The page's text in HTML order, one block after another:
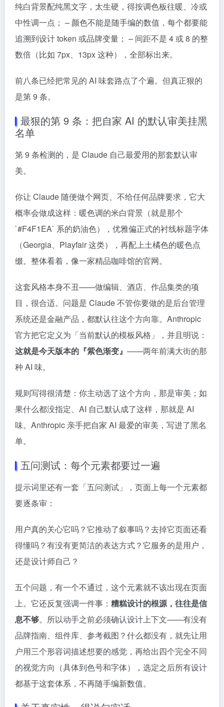
纯白背景配纯黑文字，太生硬，得按调色板往暖、冷或
中性调一点； – 颜色不能是随手编的数值，每个都要能
追溯到设计 token 或品牌变量； – 间距不是 4 或 8 的整
数倍（比如 7px、13px 这种），全部标出来。
前八条已经把常见的 AI 味套路点了个遍。但真正狠的
是第 9 条。
最狠的第 9 条：把自家 AI 的默认审美挂黑
名单
第 9 条检测的，是 Claude 自己最爱用的那套默认审
美。
你让 Claude 随便做个网页、不给任何品牌要求，它大
概率会做成这样：暖色调的米白背景（就是那个
`#F4F1EA` 系的奶油色），优雅偏正式的衬线标题字体
（Georgia、Playfair 这类），再配上土橘色的暖色点
缀。整体看着，像一家精品咖啡馆的官网。
这套风格本身不丑——做编辑、酒店、作品集类的项
目，很合适。问题是 Claude 不管你要做的是后台管理
系统还是金融产品，都默认往这个方向靠。Anthropic
官方把它定义为「当前默认的模板风格」，并且明说：
这就是今天版本的『紫色渐变』 ——两年前满大街的那
种 AI 味。
规则写得很清楚：你主动选了这个方向，那是审美；如
果什么都没指定、AI 自己默认成了这样，那就是 AI
味。Anthropic 亲手把自家 AI 最爱的审美，写进了黑名
单。
五问测试：每个元素都要过一遍
提示词里还有一套「五问测试」，页面上每一个元素都
要逐条审：
用户真的关心它吗？它推动了叙事吗？去掉它页面还看
得懂吗？有没有更简洁的表达方式？它服务的是用户，
还是设计师自己？
五个问题，有一个不通过，这个元素就不该出现在页面
上。它还反复强调一件事： 糟糕设计的根源，往往是信
息不够。所以动手之前必须确认设计上下文——有没有
品牌指南、组件库、参考截图？什么都没有，就先让用
户用三个形容词描述想要的感觉，再给出四个完全不同
的视觉方向（具体到色号和字体），选定之后所有设计
都基于这套体系，不再随手编新数值。